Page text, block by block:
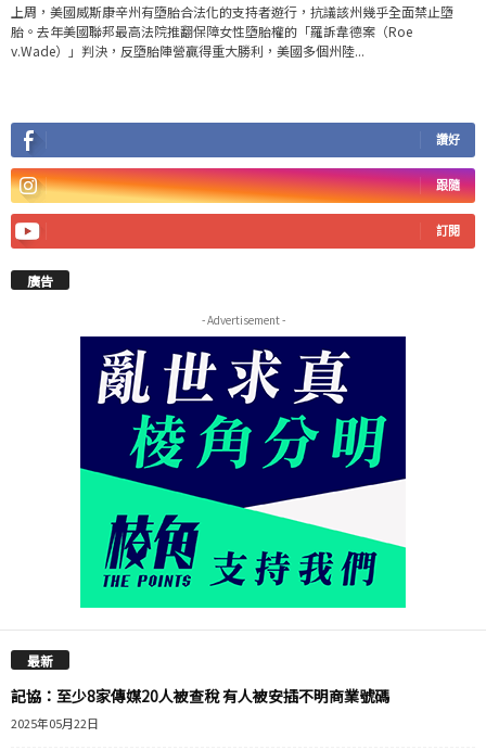
上周，美國威斯康辛州有墮胎合法化的支持者遊行，抗議該州幾乎全面禁止墮
胎。去年美國聯邦最高法院推翻保障女性墮胎權的「羅訴韋德案（Roe
v.Wade）」判決，反墮胎陣營贏得重大勝利，美國多個州陸...
讚好
跟隨
訂閱
廣告
- Advertisement -
最新
記協：至少8家傳媒20人被查稅 有人被安插不明商業號碼
2025年05月22日